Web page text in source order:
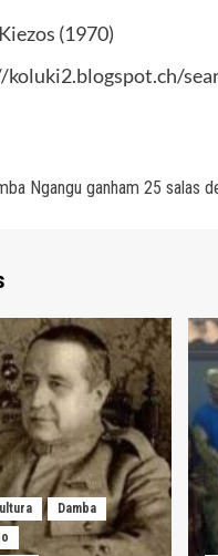
(1970)
Ngangu ganham 25 salas
Damba